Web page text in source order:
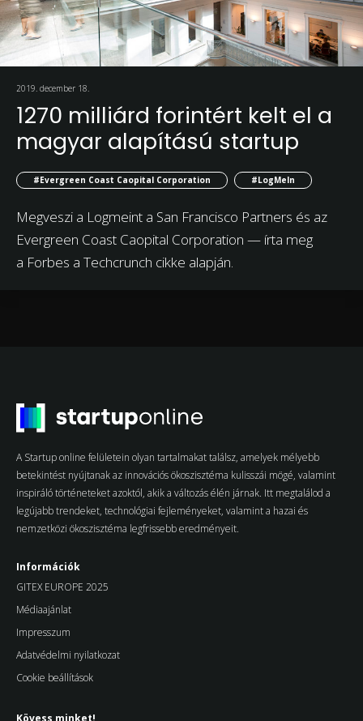
2019. december 18.
1270 milliárd forintért kelt el a
magyar alapítású startup
#Evergreen Coast Caopital Corporation #LogMeIn
Megveszi a Logmeint a San Francisco Partners és az
Evergreen Coast Caopital Corporation — írta meg
a Forbes a Techcrunch cikke alapján.
A Startup online felületein olyan tartalmakat találsz, amelyek mélyebb
betekintést nyújtanak az innovációs ökoszisztéma kulisszái mögé, valamint
inspiráló történeteket azoktól, akik a változás élén járnak. Itt megtalálod a
legújabb trendeket, technológiai fejleményeket, valamint a hazai és
nemzetközi ökoszisztéma legfrissebb eredményeit.
Információk
GITEX EUROPE 2025
Médiaajánlat
Impresszum
Adatvédelmi nyilatkozat
Cookie beállítások
Kövess minket!